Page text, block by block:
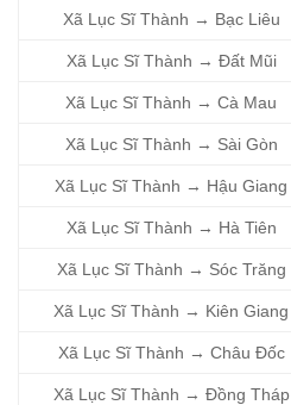
Xã Lục Sĩ Thành → Bạc Liêu
Xã Lục Sĩ Thành → Đất Mũi
Xã Lục Sĩ Thành → Cà Mau
Xã Lục Sĩ Thành → Sài Gòn
Xã Lục Sĩ Thành → Hậu Giang
Xã Lục Sĩ Thành → Hà Tiên
Xã Lục Sĩ Thành → Sóc Trăng
Xã Lục Sĩ Thành → Kiên Giang
Xã Lục Sĩ Thành → Châu Đốc
Xã Lục Sĩ Thành → Đồng Tháp